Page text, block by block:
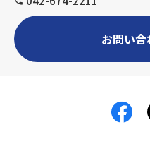
お問い